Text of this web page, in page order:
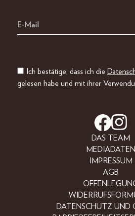
Ich bestätige, dass ich die
gelesen habe und mit ihrer
DAS TEAM
MEDIADATEN
IMPRESSUM
AGB
DATENSCHUTZ UND